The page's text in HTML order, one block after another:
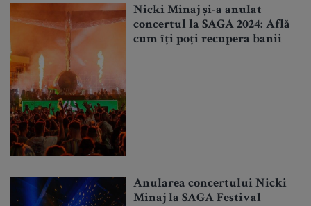
Nicki Minaj și-a anulat
concertul la SAGA 2024: Află
cum îți poți recupera banii
Anularea concertului Nicki
Minaj la SAGA Festival